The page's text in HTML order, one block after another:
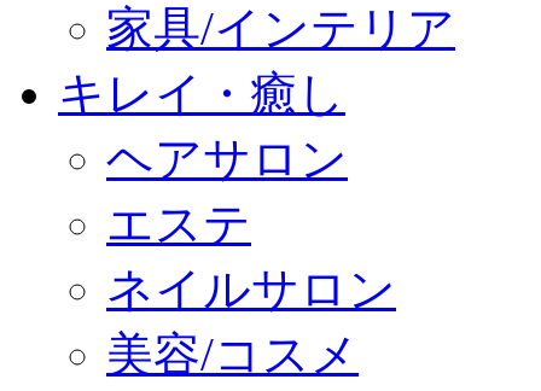
家具/インテリア
キレイ・癒し
ヘアサロン
エステ
ネイルサロン
美容/コスメ